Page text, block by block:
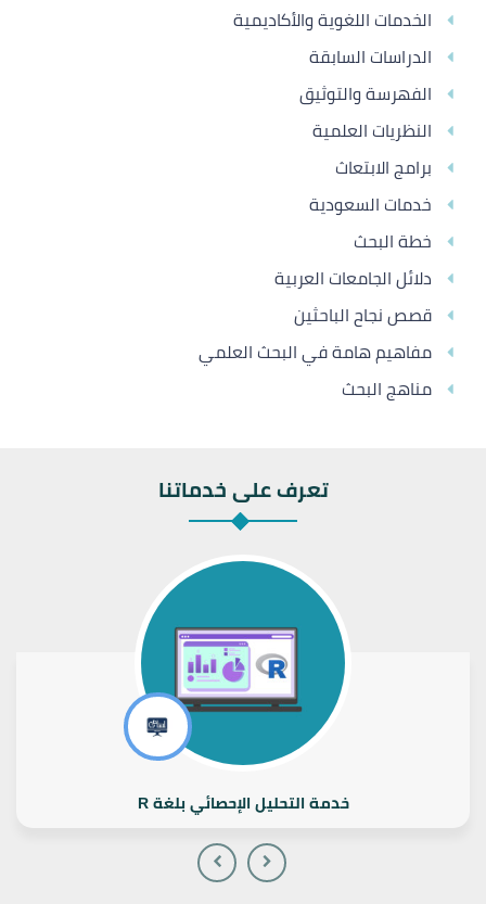
الخدمات اللغوية والأكاديمية
الدراسات السابقة
الفهرسة والتوثيق
النظريات العلمية
برامج الابتعاث
خدمات السعودية
خطة البحث
دلائل الجامعات العربية
قصص نجاح الباحثين
مفاهيم هامة في البحث العلمي
مناهج البحث
تعرف على خدماتنا
خدمة التحليل الإحصائي بلغة R